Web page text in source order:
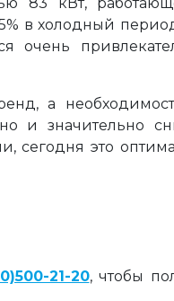
83 кВт,
в холодный
очень
а
и значительно
сегодня это
21-20, чтобы